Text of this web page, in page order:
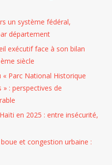
un système fédéral,
département
exécutif face à son bilan
siècle
Parc National Historique
» : perspectives de
en 2025 : entre insécurité,
et congestion urbaine :